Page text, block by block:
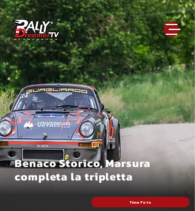
Benaco Storico, Marsura
completa la tripletta
Time Foto